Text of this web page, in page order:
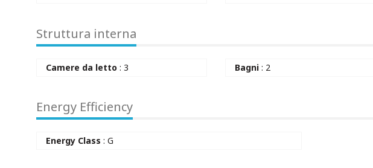
Struttura interna
Camere da letto : 3 Bagni : 2
Energy Efficiency
Energy Class : G